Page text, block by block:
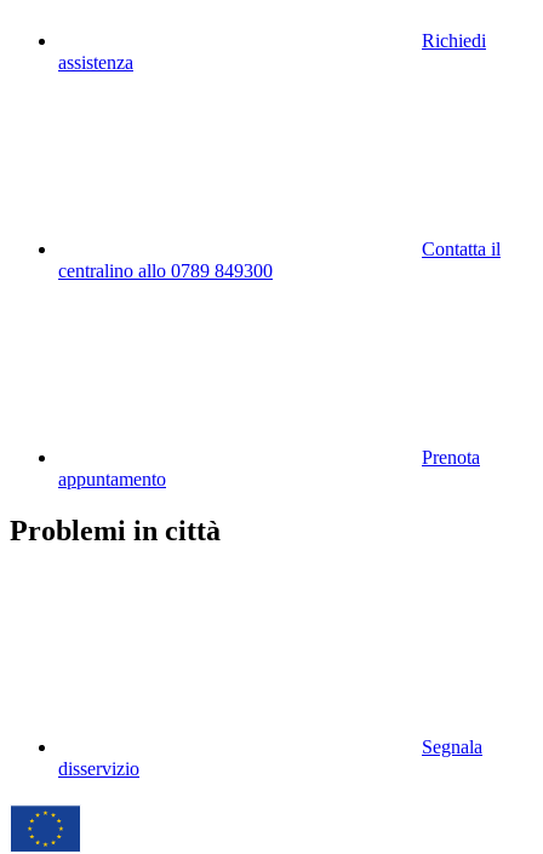
Richiedi
assistenza
Contatta il
centralino allo 0789 849300
Prenota
appuntamento
Problemi in città
Segnala
disservizio